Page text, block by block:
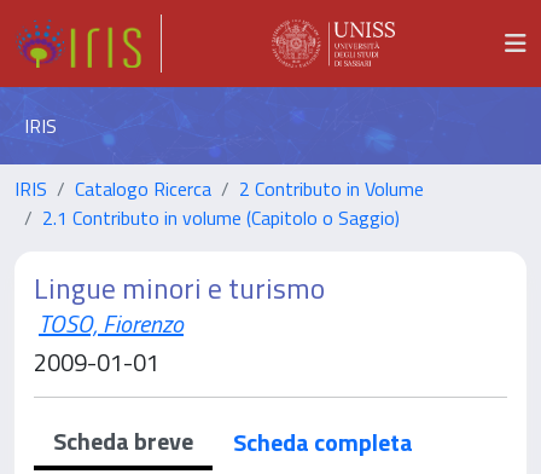
IRIS
IRIS Catalogo Ricerca
2 Contributo in Volume
2.1 Contributo in volume (Capitolo o Saggio)
Lingue minori e turismo
TOSO, Fiorenzo
2009-01-01
Scheda breve
Scheda completa